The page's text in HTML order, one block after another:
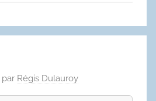
par Régis Dulauroy